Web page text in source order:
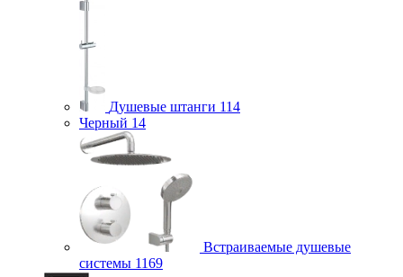
Душевые штанги 114
Черный 14
Встраиваемые душевые
системы 1169